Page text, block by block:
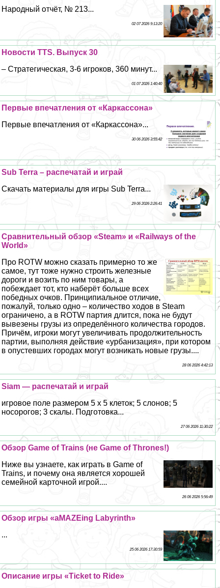
Народный отчёт, № 213...
02 07 2026 9:13:20
Новости TTS. Выпуск 30
– Стратегическая, 3-6 игроков, 360 минут...
01 07 2026 1:40:40
Первые впечатления от «Каркассона»
Первые впечатления от «Каркассона»...
30 06 2026 3:55:42
Sub Terra – распечатай и играй
Скачать материалы для игры Sub Terra...
29 06 2026 2:26:41
Сравнительный обзор «Steam» и «Railways of the
World»
Про ROTW можно сказать примерно то же
самое, тут тоже нужно строить железные
дороги и возить по ним товары, а
побеждает тот, кто наберёт больше всех
победных очков. Принципиальное отличие,
пожалуй, только одно – количество ходов в Steam
ограничено, а в ROTW партия длится, пока не будут
вывезены грузы из определённого количества городов.
Причём, игроки могут увеличивать продолжительность
партии, выполняя действие «урбанизация», при котором
в опустевших городах могут возникать новые грузы....
28 06 2026 4:42:13
Siam — распечатай и играй
игровое поле размером 5 х 5 клеток; 5 слонов; 5
носорогов; 3 скалы. Подготовка...
27 06 2026 11:30:22
Обзор Game of Trains (не Game of Thrones!)
Ниже вы узнаете, как играть в Game of
Trains, и почему она является хорошей
семейной карточной игрой....
26 06 2026 5:56:49
Обзор игры «aMAZEing Labyrinth»
...
25 06 2026 17:30:59
Описание игры «Ticket to Ride»